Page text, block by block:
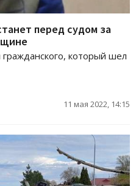
перед судом за
который шел
11 мая 2022, 14:15